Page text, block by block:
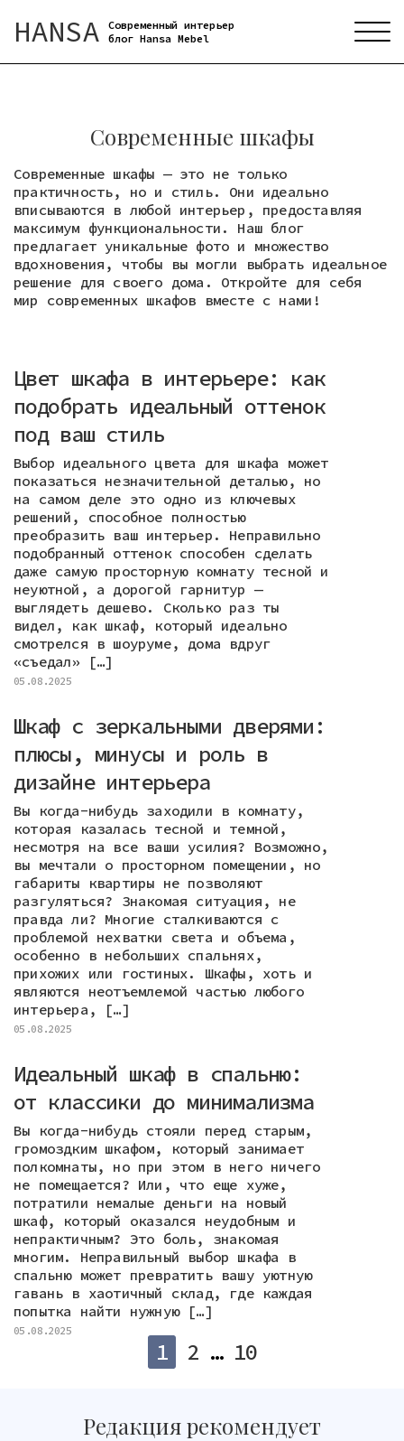
HANSA
Современный интерьер
блог Hansa Mebel
Современные шкафы
Современные шкафы — это не только
практичность, но и стиль. Они идеально
вписываются в любой интерьер, предоставляя
максимум функциональности. Наш блог
предлагает уникальные фото и множество
вдохновения, чтобы вы могли выбрать идеальное
решение для своего дома. Откройте для себя
мир современных шкафов вместе с нами!
Цвет шкафа в интерьере: как
подобрать идеальный оттенок
под ваш стиль
Выбор идеального цвета для шкафа может
показаться незначительной деталью, но
на самом деле это одно из ключевых
решений, способное полностью
преобразить ваш интерьер. Неправильно
подобранный оттенок способен сделать
даже самую просторную комнату тесной и
неуютной, а дорогой гарнитур —
выглядеть дешево. Сколько раз ты
видел, как шкаф, который идеально
смотрелся в шоуруме, дома вдруг
«съедал» […]
05.08.2025
Шкаф с зеркальными дверями:
плюсы, минусы и роль в
дизайне интерьера
Вы когда-нибудь заходили в комнату,
которая казалась тесной и темной,
несмотря на все ваши усилия? Возможно,
вы мечтали о просторном помещении, но
габариты квартиры не позволяют
разгуляться? Знакомая ситуация, не
правда ли? Многие сталкиваются с
проблемой нехватки света и объема,
особенно в небольших спальнях,
прихожих или гостиных. Шкафы, хоть и
являются неотъемлемой частью любого
интерьера, […]
05.08.2025
Идеальный шкаф в спальню:
от классики до минимализма
Вы когда-нибудь стояли перед старым,
громоздким шкафом, который занимает
полкомнаты, но при этом в него ничего
не помещается? Или, что еще хуже,
потратили немалые деньги на новый
шкаф, который оказался неудобным и
непрактичным? Это боль, знакомая
многим. Неправильный выбор шкафа в
спальню может превратить вашу уютную
гавань в хаотичный склад, где каждая
попытка найти нужную […]
05.08.2025
1 2 … 10
Редакция рекомендует